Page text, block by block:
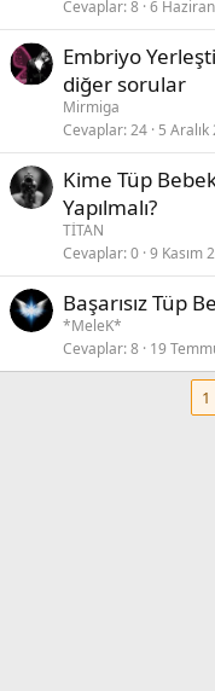
Cevaplar 8 6
Embriyo
diğer sorular
Mirmiga
Cevaplar 24 5 Aralık
Kime Tüp
Yapılmalı?
TİTAN
Cevaplar 0 9 Kasım
Başarısız Tüp
*MeleK*
Cevaplar 8 19
1